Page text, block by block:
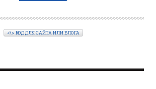
<\> КОД ДЛЯ САЙТА ИЛИ БЛОГА